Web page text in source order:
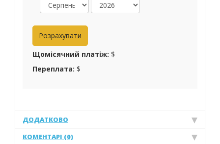
Щомісячний платіж: $
Переплата: $
ДОДАТКОВО
КОМЕНТАРІ (0)